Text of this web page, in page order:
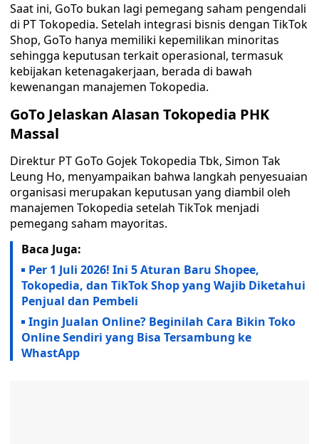
Saat ini, GoTo bukan lagi pemegang saham pengendali
di PT Tokopedia. Setelah integrasi bisnis dengan TikTok
Shop, GoTo hanya memiliki kepemilikan minoritas
sehingga keputusan terkait operasional, termasuk
kebijakan ketenagakerjaan, berada di bawah
kewenangan manajemen Tokopedia.
GoTo Jelaskan Alasan Tokopedia PHK
Massal
Direktur PT GoTo Gojek Tokopedia Tbk, Simon Tak
Leung Ho, menyampaikan bahwa langkah penyesuaian
organisasi merupakan keputusan yang diambil oleh
manajemen Tokopedia setelah TikTok menjadi
pemegang saham mayoritas.
Baca Juga:
Per 1 Juli 2026! Ini 5 Aturan Baru Shopee,
Tokopedia, dan TikTok Shop yang Wajib Diketahui
Penjual dan Pembeli
Ingin Jualan Online? Beginilah Cara Bikin Toko
Online Sendiri yang Bisa Tersambung ke
WhastApp